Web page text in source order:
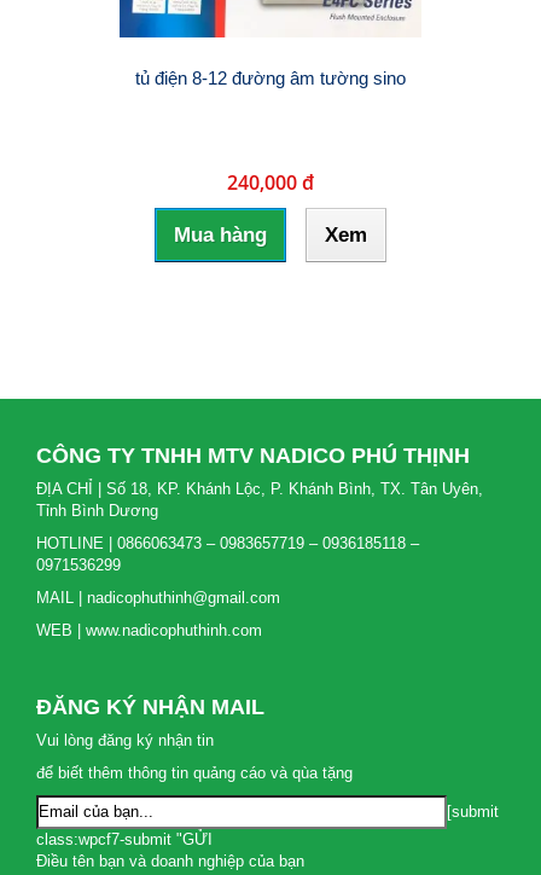
tủ điện 8-12 đường âm tường sino
240,000 đ
Mua hàng Xem
CÔNG TY TNHH MTV NADICO PHÚ THỊNH
ĐỊA CHỈ | Số 18, KP. Khánh Lộc, P. Khánh Bình, TX. Tân Uyên,
Tỉnh Bình Dương
HOTLINE | 0866063473 – 0983657719 – 0936185118 –
0971536299
MAIL | nadicophuthinh@gmail.com
WEB | www.nadicophuthinh.com
ĐĂNG KÝ NHẬN MAIL
Vui lòng đăng ký nhận tin
để biết thêm thông tin quảng cáo và qùa tặng
[submit
class:wpcf7-submit "GỬI
Điều tên bạn và doanh nghiệp của bạn